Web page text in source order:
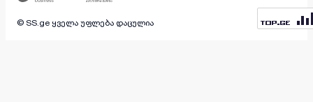
© SS.ge ყველა უფლება დაცულია